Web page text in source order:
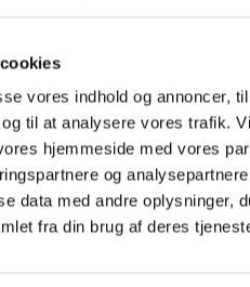
vores indhold og annoncer,
til at analysere vores trafik.
hjemmeside med vores
og
data med andre oplysninger,
fra din brug af deres
nye varer eller konkurrencer.